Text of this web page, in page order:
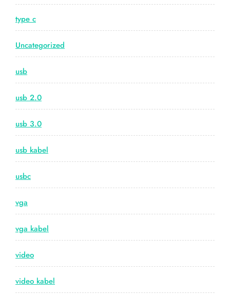
type c
Uncategorized
usb
usb 2.0
usb 3.0
usb kabel
usbc
vga
vga kabel
video
video kabel